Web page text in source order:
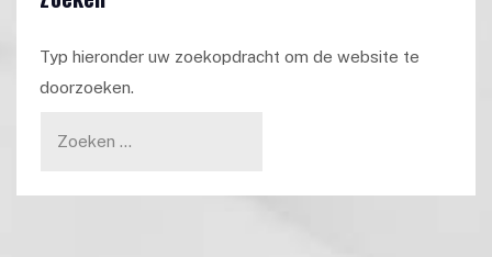
Typ hieronder uw zoekopdracht om de website te
doorzoeken.